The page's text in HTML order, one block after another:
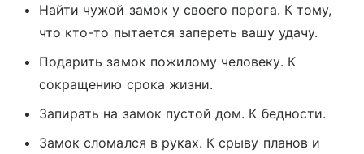
Найти чужой замок у своего порога. К тому,
что кто-то пытается запереть вашу удачу.
Подарить замок пожилому человеку. К
сокращению срока жизни.
Запирать на замок пустой дом. К бедности.
Замок сломался в руках. К срыву планов и